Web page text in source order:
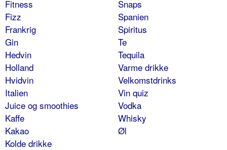
Fitness
Fizz
Frankrig
Gin
Hedvin
Holland
Hvidvin
Italien
Juice og smoothies
Kaffe
Kakao
Kolde drikke
Snaps
Spanien
Spiritus
Te
Tequila
Varme drikke
Velkomstdrinks
Vin quiz
Vodka
Whisky
Øl